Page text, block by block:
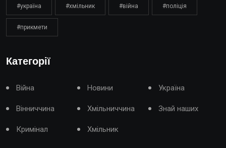
#україна #хмільник #війна #поліція
#прикмети
Категорії
Війна Новини Україна
Вінниччина Хмільниччина Знай наших
Кримінал Хмільник